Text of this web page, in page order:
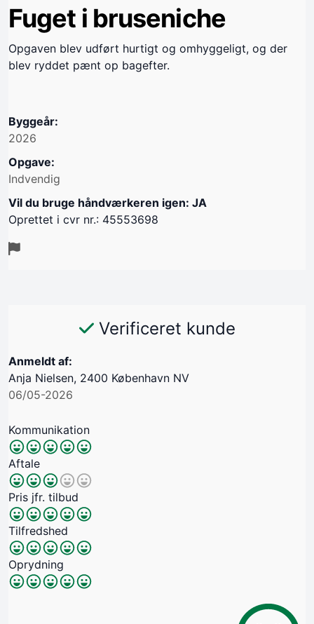
Fuget i bruseniche
Opgaven blev udført hurtigt og omhyggeligt, og der
blev ryddet pænt op bagefter.
Byggeår:
2026
Opgave:
Indvendig
Vil du bruge håndværkeren igen: JA
Oprettet i cvr nr.: 45553698
Verificeret kunde
Anmeldt af:
Anja Nielsen, 2400 København NV
06/05-2026
Kommunikation
Aftale
Pris jfr. tilbud
Tilfredshed
Oprydning